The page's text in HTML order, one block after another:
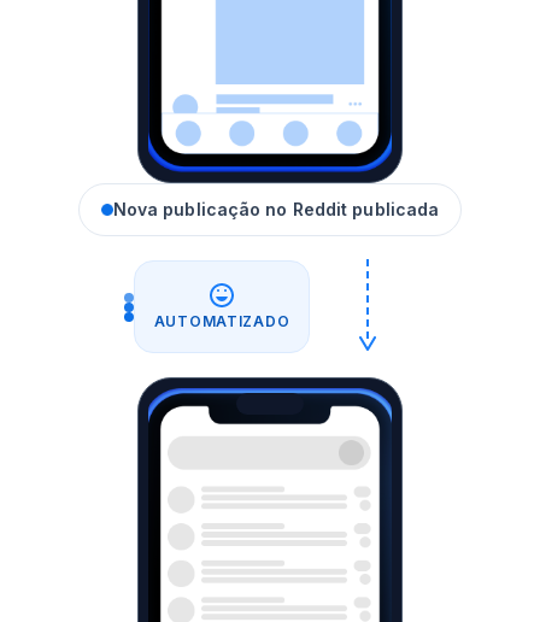
Nova publicação no Reddit publicada
AUTOMATIZADO